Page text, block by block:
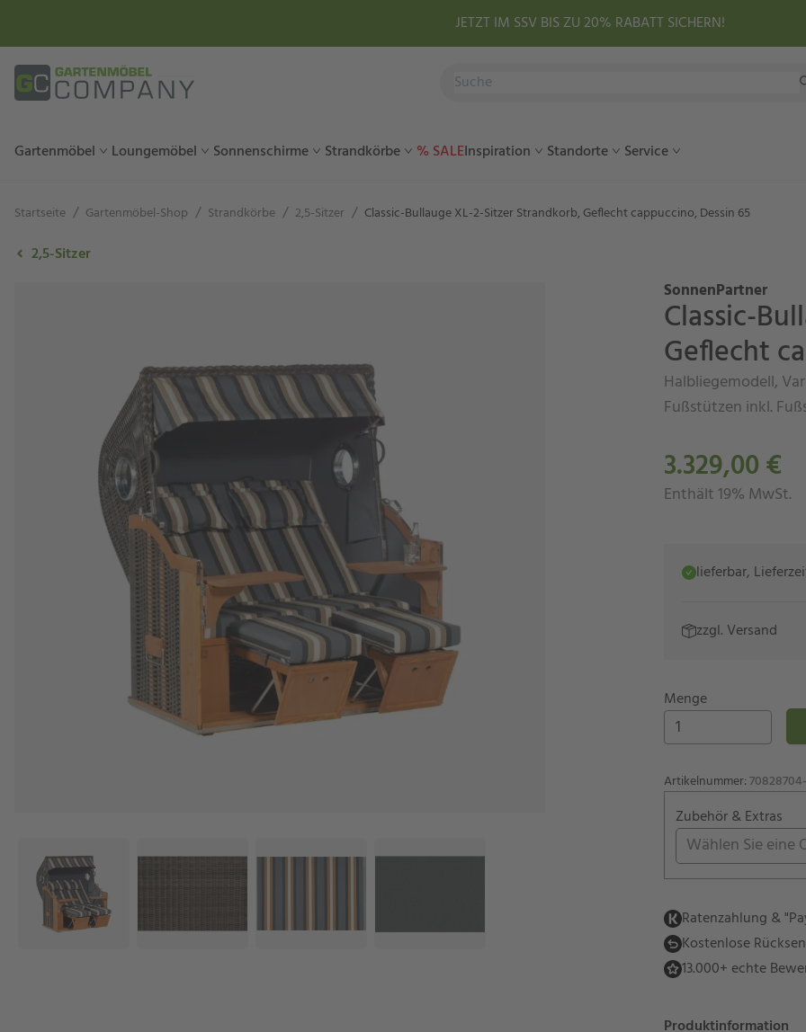
JETZT IM SSV BIS ZU 20% RABATT SICHERN!
Gartenmöbel Loungemöbel Sonnenschirme Strandkörbe % SALEInspiration Standorte Service
Startseite / Gartenmöbel-Shop / Strandkörbe / 2,5-Sitzer / Classic-Bullauge XL-2-Sitzer Strandkorb, Geflecht cappuccino, Dessin 65
2,5-Sitzer
SonnenPartner
Classic-
Geflecht
Halbliegemodell,
Fußstützen inkl.
3.329,00 €
Enthält 19% MwSt.
lieferbar,
zzgl. Versand
Menge
Artikelnummer:
Zubehör & Extras
Wählen Sie eine
Ratenzahlung &
Kostenlose
13.000+ echte
Produktinformation